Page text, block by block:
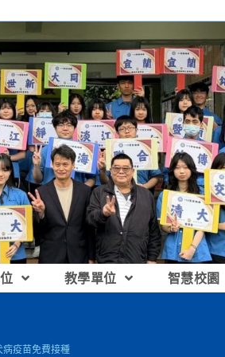
教學單位 智慧校園
疫苗免費接種